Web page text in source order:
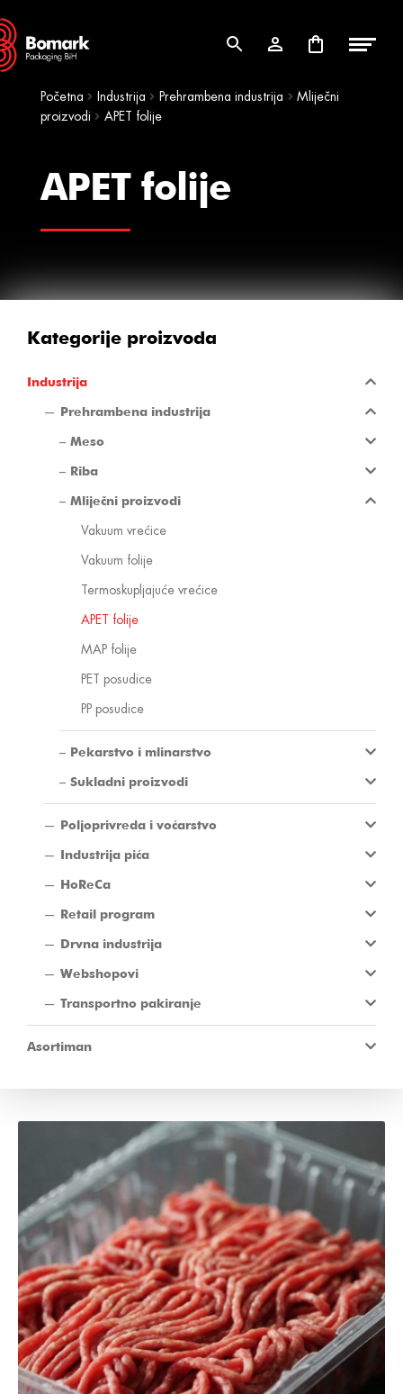
Skip
to
navigation
Skip
to
content
Početna Industrija Prehrambena industrija
Mliječni
proizvodi
APET folije
APET folije
Kategorije proizvoda
Industrija
Prehrambena industrija
Meso
Riba
Mliječni proizvodi
Vakuum vrećice
Vakuum folije
Termoskupljajuće vrećice
APET folije
MAP folije
PET posudice
PP posudice
Pekarstvo i mlinarstvo
Sukladni proizvodi
Poljoprivreda i voćarstvo
Industrija pića
HoReCa
Retail program
Drvna industrija
Webshopovi
Transportno pakiranje
Asortiman